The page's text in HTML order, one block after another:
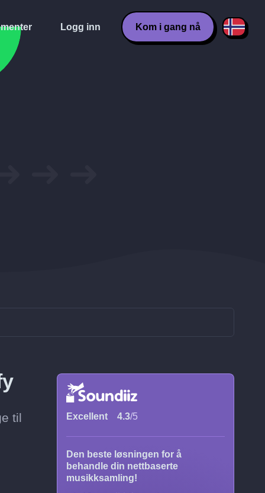
Logg inn Kom i gang nå
til
Excellent 4.3/5
Den beste løsningen for å
behandle din nettbaserte
musikksamling!